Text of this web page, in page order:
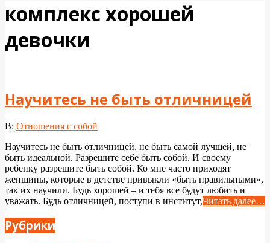
комплекс хорошей
девочки
Научитесь не быть отличницей
2024-
08
В: Отношения с собой
Научитесь не быть отличницей, не быть самой лучшей, не
быть идеальной. Разрешите себе быть собой. И своему
ребенку разрешите быть собой. Ко мне часто приходят
женщины, которые в детстве привыкли «быть правильными»,
так их научили. Будь хорошей – и тебя все будут любить и
уважать. Будь отличницей, поступи в институт,Читать далее…
Рубрики